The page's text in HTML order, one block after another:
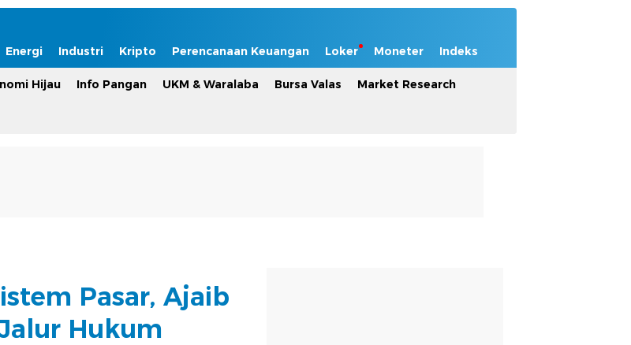
Energi Industri Kripto Perencanaan Keuangan Loker Moneter Indeks
Hijau Info Pangan UKM & Waralaba Bursa Valas Market Research
Pasar, Ajaib
Hukum